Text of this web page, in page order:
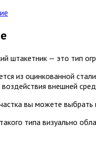
штакетник — это тип
из оцинкованной
воздействия внешней
вы можете
типа визуально